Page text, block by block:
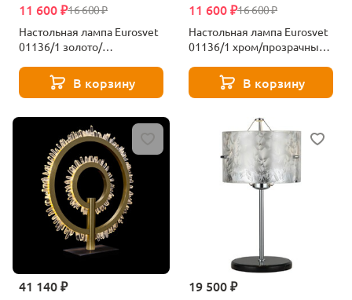
16 600 ₽
11 600 ₽
Настольная лампа Eurosvet
01136/1 золото/
Strotskis
В корзину
16 600 ₽
11 600 ₽
Настольная лампа Eurosvet
01136/1 хром/прозрачный
В корзину
41 140 ₽ 19 500 ₽